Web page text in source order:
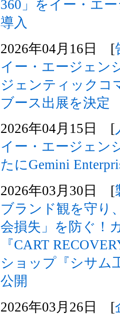
360」をイー・エ
導入
2026年04月16日 [
イー・エージェン
ジェンティックコ
ブース出展を決定
2026年04月15日 [
イー・エージェン
たにGemini
2026年03月30日 [
ブランド観を守り
会損失」を防ぐ！
『CART
ショップ『シサム
公開
2026年03月26日 [